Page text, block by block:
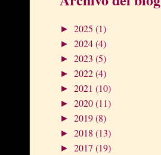
► 2025 (1)
► 2024(4)
► 2023 (5)
► 2022(4)
► 2021 (10)
► 2020(11)
► 2019(8)
► 2018 (13)
► 2017 (19)